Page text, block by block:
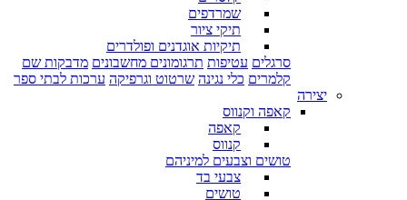
שמרדפים
תיקי ציור
תיקיות אוגדנים ופולדרים
סרגלים עטיפות תרגומונים מחשבונים מדבקות שם
קלמרים כלי נגינה שרטוט וגרפיקה ערכות לבתי ספר
יצירה
קאפה וקנווס
קאפה
קנווס
טושים וצבעים למיניהם
צבעי בד
טושים